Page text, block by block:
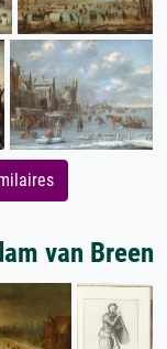
van Breen